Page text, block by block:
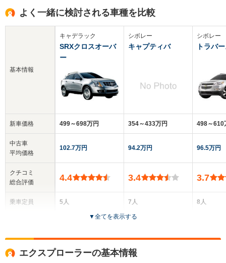
よく一緒に検討される車種を比較
基本情報
新車価格
中古車
平均価格
クチコミ
総合評価
乗車定員
キャデラック
SRXクロスオーバ
ー
499～698万円
102.7万円
4.4
5人
1.69m
シボレー
キャプティバ
354～433万円
94.2万円
3.4
7人
5ドア
シボレー
トラバ
498～610
96.5万円
3.7
8人
▼全てを表示する
エクスプローラーの基本情報